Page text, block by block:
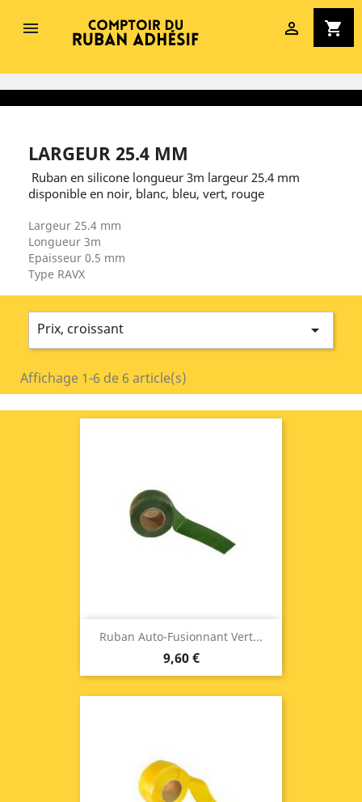
 shopping_cart

LARGEUR 25.4 MM
Ruban en silicone longueur 3m largeur 25.4 mm
disponible en noir, blanc, bleu, vert, rouge
Largeur 25.4 mm
Longueur 3m
Epaisseur 0.5 mm
Type RAVX
Prix, croissant 
Affichage 1-6 de 6 article(s)
Ruban Auto-Fusionnant Vert...
9,60 €